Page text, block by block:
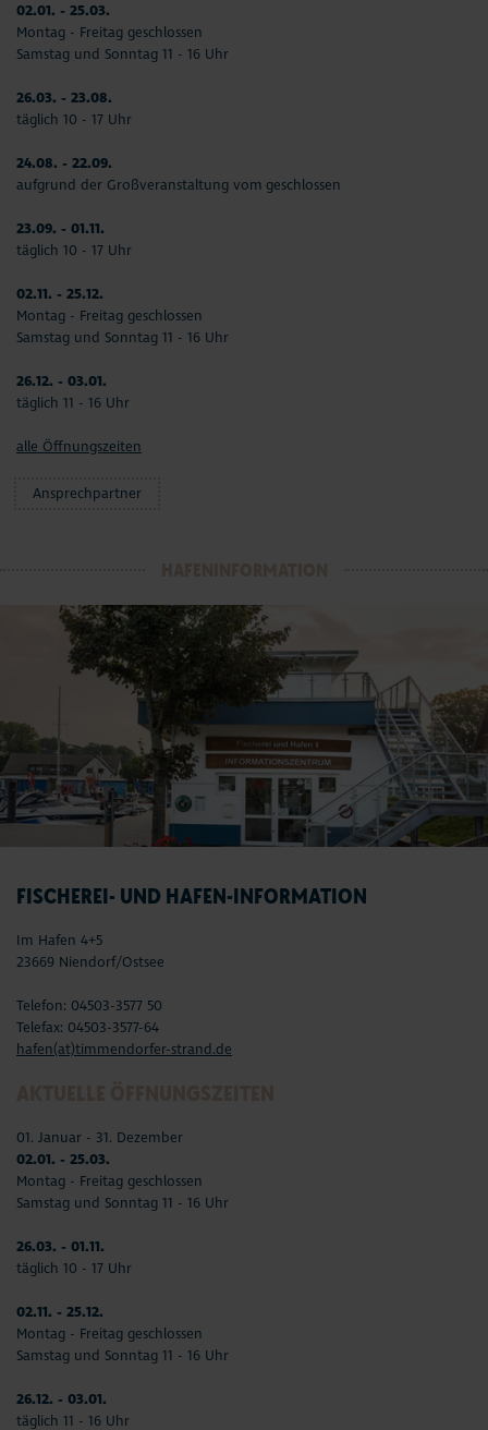
02.01. - 25.03.
Montag - Freitag geschlossen
Samstag und Sonntag 11 - 16 Uhr
26.03. - 23.08.
täglich 10 - 17 Uhr
24.08. - 22.09.
aufgrund der Großveranstaltung vom geschlossen
23.09. - 01.11.
täglich 10 - 17 Uhr
02.11. - 25.12.
Montag - Freitag geschlossen
Samstag und Sonntag 11 - 16 Uhr
26.12. - 03.01.
täglich 11 - 16 Uhr
alle Öffnungszeiten
Ansprechpartner
FISCHEREI- UND HAFEN-INFORMATION
Im Hafen 4+5
23669 Niendorf/Ostsee
Telefon: 04503-3577 50
Telefax: 04503-3577-64
hafen(at)timmendorfer-strand.de
01. Januar - 31. Dezember
02.01. - 25.03.
Montag - Freitag geschlossen
Samstag und Sonntag 11 - 16 Uhr
26.03. - 01.11.
täglich 10 - 17 Uhr
02.11. - 25.12.
Montag - Freitag geschlossen
Samstag und Sonntag 11 - 16 Uhr
26.12. - 03.01.
täglich 11 - 16 Uhr